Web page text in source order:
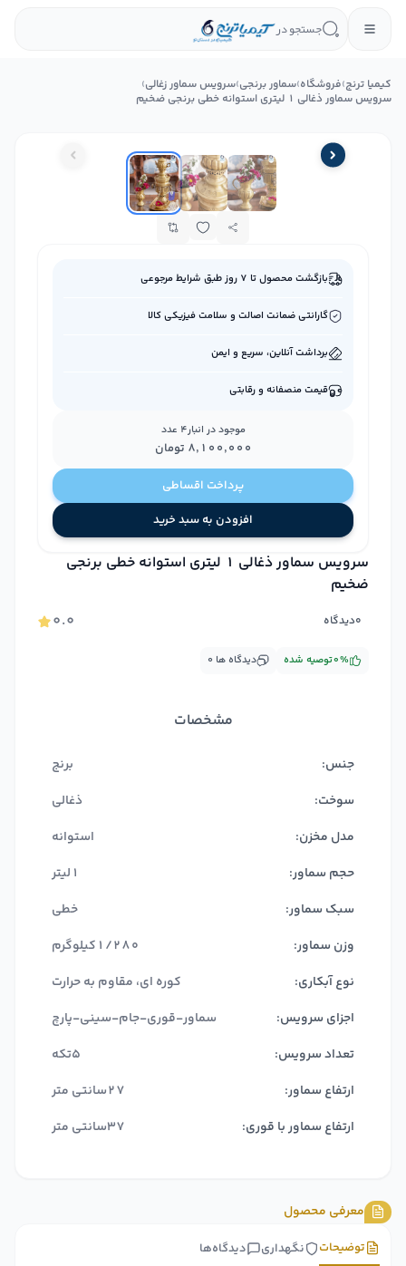
جستجو در
کیمیا ترنج›فروشگاه›سماور برنجی›سرویس سماور زغالی›
سرویس سماور ذغالی 1 لیتری استوانه خطی برنجی ضخیم
سرویس سماور ذغالی 1 لیتری استوانه خطی برنجی
ضخیم
۰.۰
دیدگاه۰
۰ دیدگاه ها توصیه شده۰%
مشخصات
جنس:
برنج
سوخت:
ذغالی
مدل مخزن:
استوانه
حجم سماور:
1لیتر
سبک سماور:
خطی
وزن سماور:
1/280کیلوگرم
نوع آبکاری:
کوره ای، مقاوم به حرارت
اجزای سرویس:
سماور-قوری-جام-سینی-پارچ
تعداد سرویس:
5تکه
ارتفاع سماور:
27سانتی متر
ارتفاع سماور با قوری:
37سانتی متر
بازگشت محصول تا ۷ روز طبق شرایط مرجوعی
گارانتی ضمانت اصالت و سلامت فیزیکی کالا
برداشت آنلاین، سریع و ایمن
قیمت منصفانه و رقابتی
موجود در انبار4 عدد
۸٬۱۰۰٬۰۰۰ تومان
پرداخت اقساطی
افزودن به سبد خرید
معرفی محصول
دیدگاه‌ها نگهداری توضیحات